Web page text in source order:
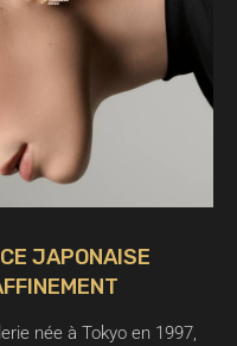
JAPONAISE
née à Tokyo en 1997,